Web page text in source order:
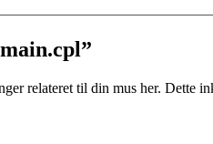
relateret til din mus her. Dette